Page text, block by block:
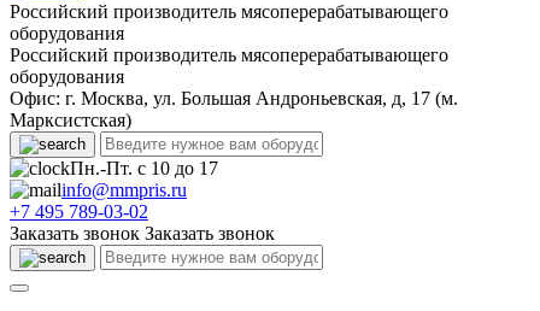
Российский производитель мясоперерабатывающего
оборудования
Российский производитель мясоперерабатывающего
оборудования
Офис: г. Москва, ул. Большая Андроньевская, д, 17 (м.
Марксистская)
Пн.-Пт. с 10 до 17
info@mmpris.ru
+7 495 789-03-02
Заказать звонок Заказать звонок